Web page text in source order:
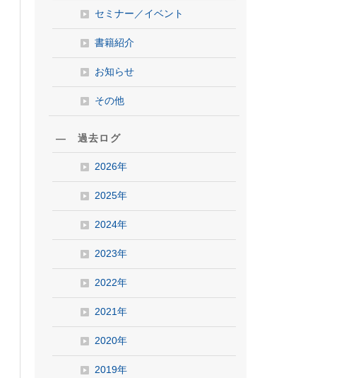
セミナー／イベント
書籍紹介
お知らせ
その他
― 過去ログ
2026年
2025年
2024年
2023年
2022年
2021年
2020年
2019年